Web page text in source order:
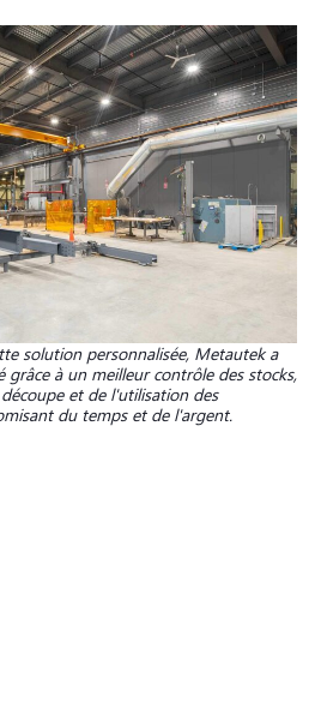
solution personnalisée, Metautek a
grâce à un meilleur contrôle des stocks,
et de l'utilisation des
du temps et de l'argent.